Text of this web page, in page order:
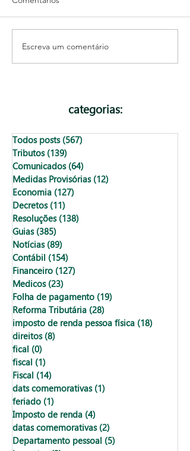
Agenda tributária de
agosto de 2026: confira as
Escreva um comentário
categorias:
Todos posts (567)
Tributos (139)
Comunicados (64)
Medidas Provisórias (12)
Economia (127)
Decretos (11)
Resoluções (138)
Guias (385)
Notícias (89)
Contábil (154)
Financeiro (127)
Medicos (23)
Folha de pagamento (19)
Reforma Tributária (28)
imposto de renda pessoa física (18)
direitos (8)
fical (0)
fiscal (1)
Fiscal (14)
dats comemorativas (1)
feriado (1)
Imposto de renda (4)
datas comemorativas (2)
Departamento pessoal (5)